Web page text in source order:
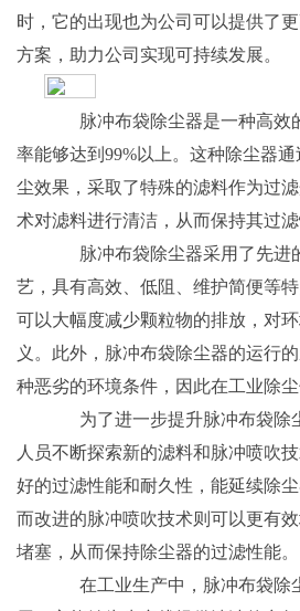
时，它的出现也为公司可以提供了
方案，助力公司实现可持续发展。
脉冲布袋除尘器是一种高效
率能够达到99%以上。这种除尘器
尘效果，采取了特殊的滤料作为过
术对滤料进行清洁，从而保持其过滤
脉冲布袋除尘器采用了先进
艺，具有高效、低阻、维护简便等
可以大幅度减少颗粒物的排放，对
义。此外，脉冲布袋除尘器的运行
种恶劣的环境条件，因此在工业除
为了进一步提升脉冲布袋除
人员不断探索新的滤料和脉冲喷吹
好的过滤性能和耐久性，能延续除
而改进的脉冲喷吹技术则可以更有
堵塞，从而保持除尘器的过滤性能。
在工业生产中，脉冲布袋除